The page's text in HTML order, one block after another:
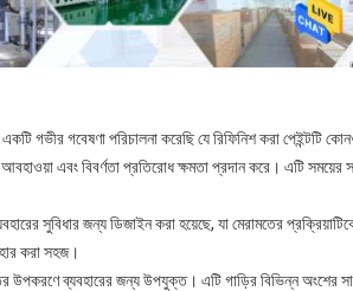
গভীর গবেষণা পরিচালনা করেছি যে রিফিনিশ করা পেইন্টটি
এবং বিবর্ণতা প্রতিরোধ ক্ষমতা প্রদান করে। এটি সময়ের
সুবিধার জন্য ডিজাইন করা হয়েছে, যা মেরামতের
করা সহজ।
উপকরণে ব্যবহারের জন্য উপযুক্ত। এটি গাড়ির বিভিন্ন অংশের